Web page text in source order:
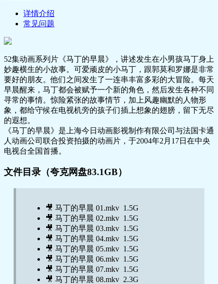
详情介绍
常见问题
52集动画系列片《马丁的早晨》，讲述发生在小男孩马丁身上
妙趣横生的小故事。可爱顽皮的小马丁，跟郭莫和罗娜是非常
要好的朋友。他们之间发生了一连串丰富多彩的大冒险。每天
早晨醒来，马丁都会被赋予一个新的角色，然后发生各种不同
寻常的事情。惊险紧张的故事情节，加上风趣幽默的人物形
象，都给守候在电视机旁的孩子们插上想象的翅膀，留下无尽
的遐想。
《马丁的早晨》是上海今日动画影视制作有限公司与法国卡通
人动画公司联合投资拍摄的动画片，于2004年2月17日在中央
电视台全国首播。
文件目录（夸克网盘83.1GB）
🎥 马丁的早晨 01.mkv 1.5G
🎥 马丁的早晨 02.mkv 1.5G
🎥 马丁的早晨 03.mkv 1.5G
🎥 马丁的早晨 04.mkv 1.5G
🎥 马丁的早晨 05.mkv 1.5G
🎥 马丁的早晨 06.mkv 1.5G
🎥 马丁的早晨 07.mkv 1.5G
🎥 马丁的早晨 08.mkv 2.3G